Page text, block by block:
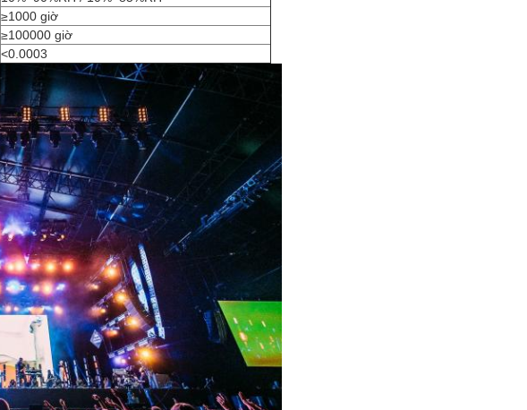
≥1000 giờ
≥100000 giờ
<0.0003